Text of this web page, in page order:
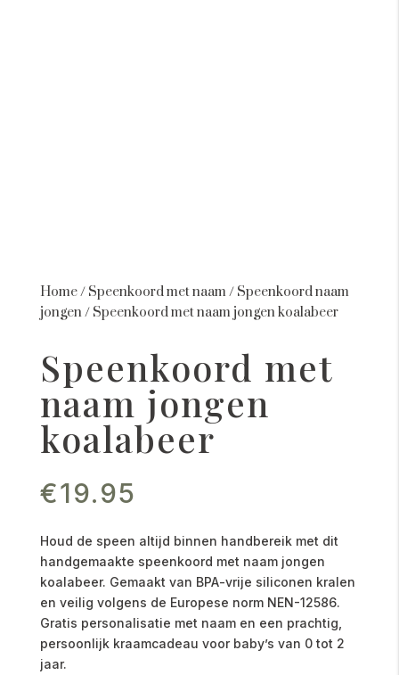
Home/ Speenkoord met naam/ Speenkoord naam
jongen/ Speenkoord met naam jongen koalabeer
Speenkoord met
naam jongen
koalabeer
€19.95
Houd de speen altijd binnen handbereik met dit
handgemaakte speenkoord met naam jongen
koalabeer. Gemaakt van BPA-vrije siliconen kralen
en veilig volgens de Europese norm NEN-12586.
Gratis personalisatie met naam en een prachtig,
persoonlijk kraamcadeau voor baby’s van 0 tot 2
jaar.